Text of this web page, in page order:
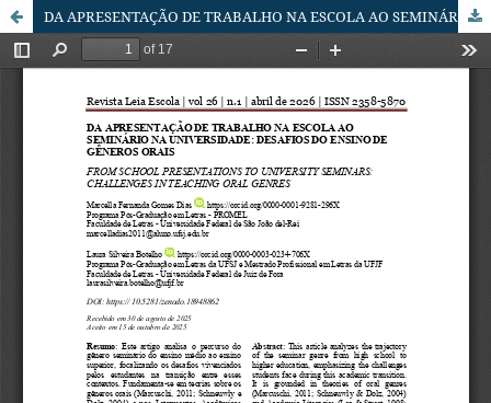
DA APRESENTAÇÃO DE TRABALHO NA ESCOLA AO SEMINÁRIO NA UNIVERSIDADE